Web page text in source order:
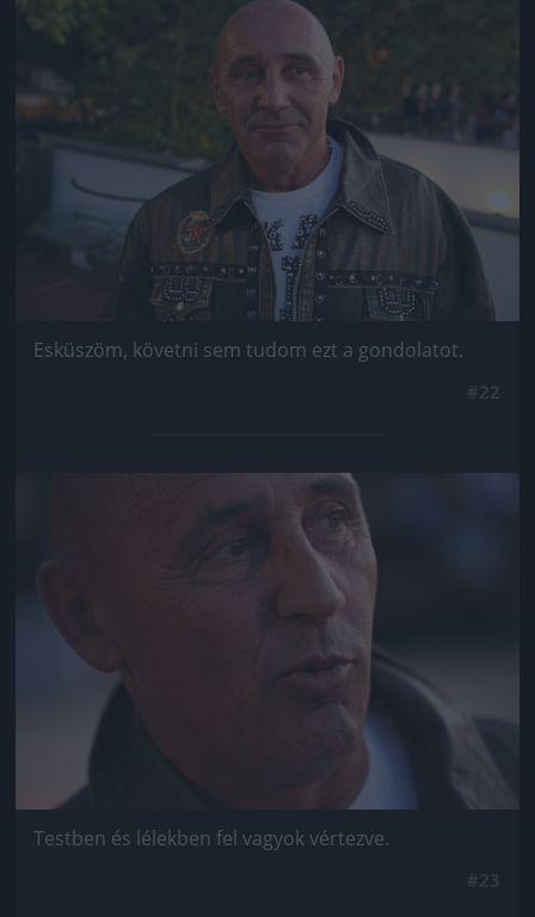
Jön még kép!
Esküszöm, követni sem tudom ezt a gondolatot.
Jön még kép!
Testben és lélekben fel vagyok vértezve.